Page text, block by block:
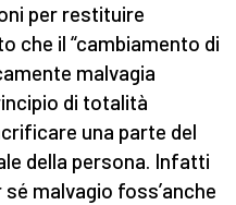
per restituire
che il “cambiamento di
malvagia
di totalità
una parte del
della persona. Infatti
malvagio foss’anche